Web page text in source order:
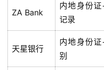
ZA Bank
内地身份
记录
天星银行
内地身份
别